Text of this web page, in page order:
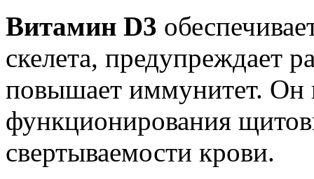
Витамин D3
скелета, предупреждает
повышает иммунитет. Он
функционирования
свертываемости крови.